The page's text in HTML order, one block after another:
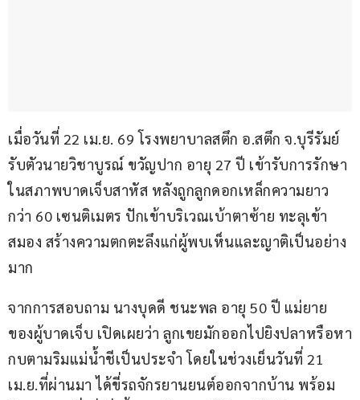
เมื่อวันที่ 22 เม.ย. 69 โรงพยาบาลสตึก อ.สตึก จ.บุรีรัมย์
รับตัวนายวิชาบูรณ์ ขวัญปาก อายุ 27 ปี เข้ารับการรักษา
ในสภาพบาดเจ็บสาหัส หลังถูกลูกดอกเหล็กความยาว
กว่า 60 เซนติเมตร ปักเข้าบริเวณเบ้าตาซ้าย ทะลุเข้า
สมอง สร้างความตกตะลึงแก่ผู้พบเห็นและญาติเป็นอย่าง
มาก
จากการสอบถาม นางบุดดี ชนะพล อายุ 50 ปี แม่ยาย
ของผู้บาดเจ็บ เปิดเผยว่า ลูกเขยมักออกไปยิงปลาหรือหา
กบตามริมแม่น้ำชีเป็นประจำ โดยในช่วงเย็นวันที่ 21
เม.ย.ที่ผ่านมา ได้ขี่รถจักรยานยนต์ออกจากบ้าน พร้อม